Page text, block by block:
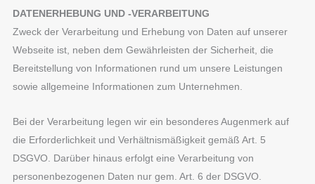
DATENERHEBUNG UND -VERARBEITUNG
Zweck der Verarbeitung und Erhebung von Daten auf unserer
Webseite ist, neben dem Gewährleisten der Sicherheit, die
Bereitstellung von Informationen rund um unsere Leistungen
sowie allgemeine Informationen zum Unternehmen.
Bei der Verarbeitung legen wir ein besonderes Augenmerk auf
die Erforderlichkeit und Verhältnismäßigkeit gemäß Art. 5
DSGVO. Darüber hinaus erfolgt eine Verarbeitung von
personenbezogenen Daten nur gem. Art. 6 der DSGVO.